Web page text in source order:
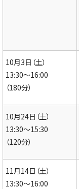
10月3日（土）
13:30～16:00
（180分）
10月24日（土）
13:30～15:30
（120分）
11月14日（土）
13:30～16:00